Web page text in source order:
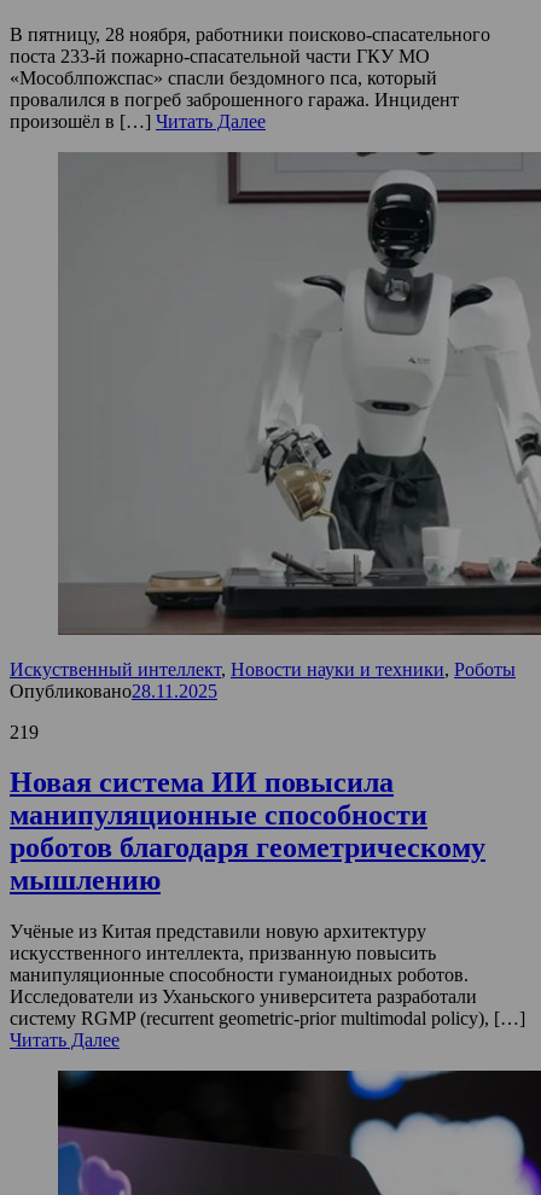
В пятницу, 28 ноября, работники поисково-спасательного
поста 233-й пожарно-спасательной части ГКУ МО
«Мособлпожспас» спасли бездомного пса, который
провалился в погреб заброшенного гаража. Инцидент
произошёл в […] Читать Далее
Искуственный интеллект, Новости науки и техники, Роботы
Опубликовано28.11.2025
219
Новая система ИИ повысила
манипуляционные способности
роботов благодаря геометрическому
мышлению
Учёные из Китая представили новую архитектуру
искусственного интеллекта, призванную повысить
манипуляционные способности гуманоидных роботов.
Исследователи из Уханьского университета разработали
систему RGMP (recurrent geometric-prior multimodal policy), […]
Читать Далее